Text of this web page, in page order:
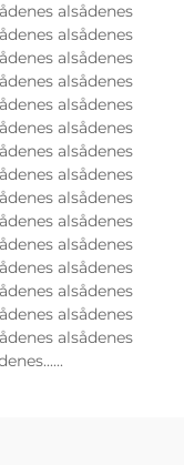
alsådenes
alsådenes
alsådenes
alsådenes
alsådenes
alsådenes
alsådenes
alsådenes
alsådenes
alsådenes
alsådenes
alsådenes
alsådenes
alsådenes
alsådenes